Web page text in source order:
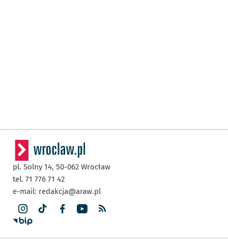
pl. Solny 14, 50-062 Wrocław
tel. 71 776 71 42
e-mail: redakcja@araw.pl